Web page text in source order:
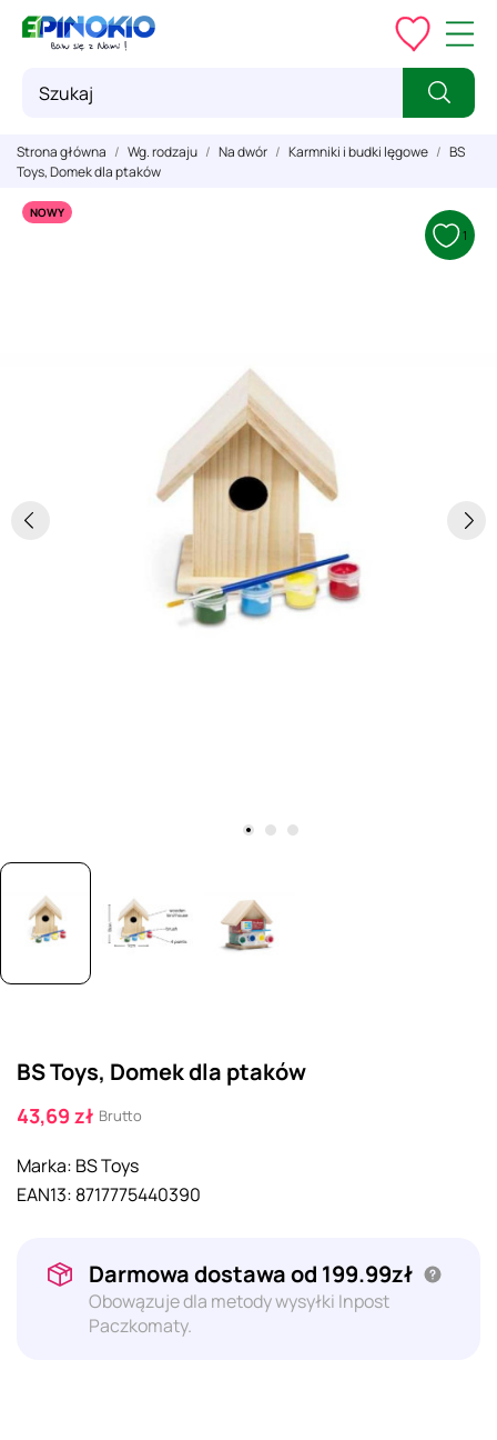
Strona główna Wg. rodzaju Na dwór Karmniki i budki lęgowe
BS
Toys, Domek dla ptaków
NOWY
1
BS Toys, Domek dla ptaków
43,69 zł Brutto
Marka: BS Toys
EAN13: 8717775440390
Darmowa dostawa od 199.99zł
Obowązuje dla metody wysyłki Inpost
Paczkomaty.